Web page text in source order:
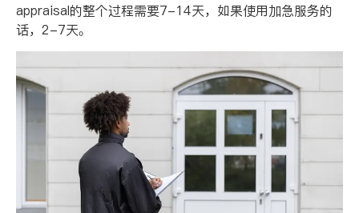
appraisal的整个过程需要7-14天，如果使用加急服务的
话， 2-7天。